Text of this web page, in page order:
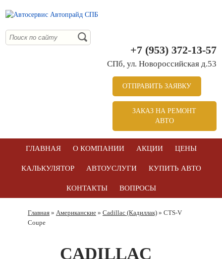
+7 (953) 372-13-57
СПб, ул. Новоросcийская д.53
ОТПРАВИТЬ ЗАЯВКУ
ЗАКАЗ НА РЕМОНТ
АВТО
ГЛАВНАЯ О КОМПАНИИ АКЦИИ ЦЕНЫ
КАЛЬКУЛЯТОР АВТОУСЛУГИ КУПИТЬ АВТО
КОНТАКТЫ ВОПРОСЫ
Главная » Американские » Cadillac (Кадиллак) » CTS-V
Coupe
CADILLAC